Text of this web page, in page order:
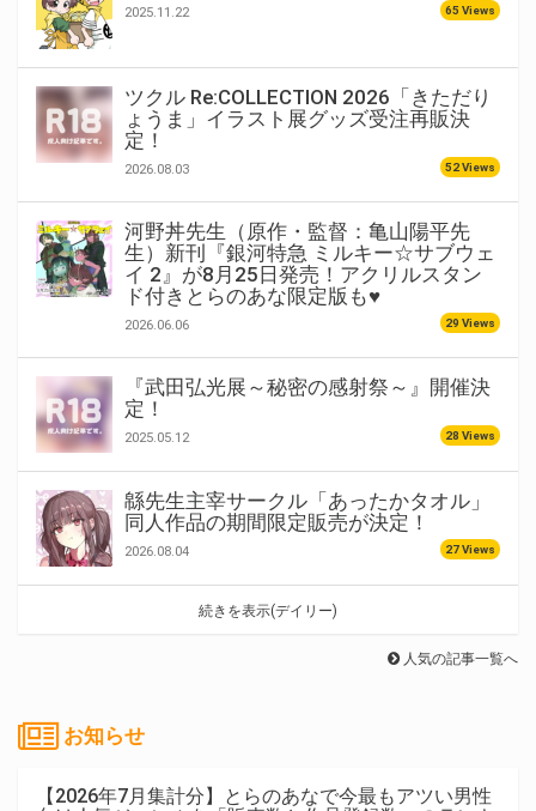
2025.11.22 65 Views
ツクル Re:COLLECTION 2026「きただり
ょうま」イラスト展グッズ受注再販決
定！
2026.08.03 52 Views
河野丼先生（原作・監督：亀山陽平先
生）新刊『銀河特急 ミルキー☆サブウェ
イ 2』が8月25日発売！アクリルスタン
ド付きとらのあな限定版も♥
2026.06.06 29 Views
『武田弘光展～秘密の感射祭～』開催決
定！
2025.05.12 28 Views
緜先生主宰サークル「あったかタオル」
同人作品の期間限定販売が決定！
2026.08.04 27 Views
続きを表示(デイリー)
人気の記事一覧へ
お知らせ
【2026年7月集計分】とらのあなで今最もアツい男性